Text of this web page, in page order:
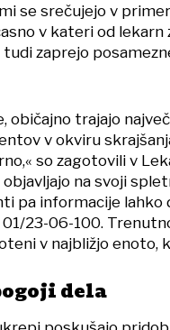
se srečujejo v
v kateri od lekarn
zaprejo
običajno trajajo
v okviru
so zagotovili v
na svoji
pa informacije
23-06-100.
v najbližjo enoto,
dela